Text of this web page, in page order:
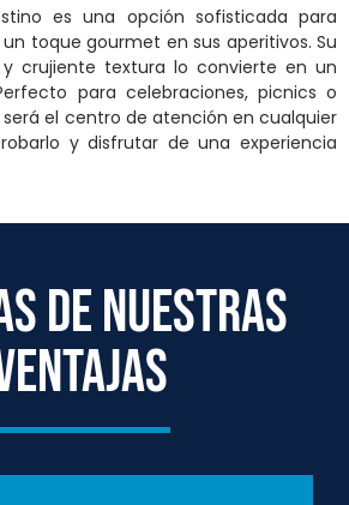
es una opción sofisticada para
toque gourmet en sus aperitivos. Su
crujiente textura lo convierte en un
para celebraciones, picnics o
el centro de atención en cualquier
y disfrutar de una experiencia
DE NUESTRAS